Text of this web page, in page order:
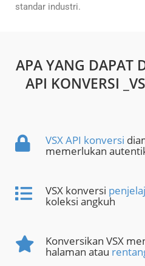
standar industri.
APA YANG DAPAT
API KONVERSI
VSX API konversi
memerlukan
VSX konversi
koleksi angkuh
Konversikan VSX
halaman atau